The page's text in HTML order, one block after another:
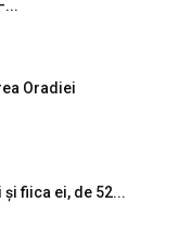
Oradiei
și fiica ei, de 52...